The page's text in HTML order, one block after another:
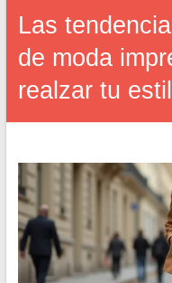
Las
de moda
realzar tu